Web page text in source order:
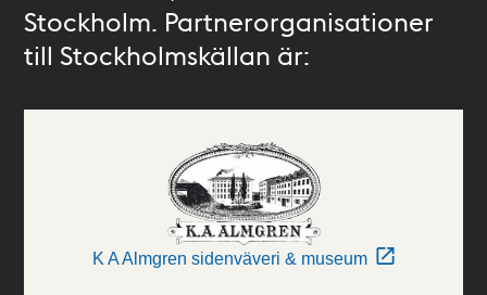
Stockholm. Partnerorganisationer
till Stockholmskällan är:
K A Almgren sidenväveri & museum